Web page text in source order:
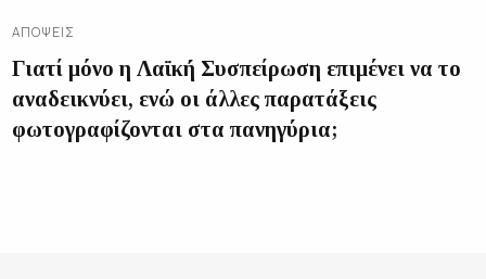
ΑΠΌΨΕΙΣ
Γιατί μόνο η Λαϊκή Συσπείρωση επιμένει να το
αναδεικνύει, ενώ οι άλλες παρατάξεις
φωτογραφίζονται στα πανηγύρια;